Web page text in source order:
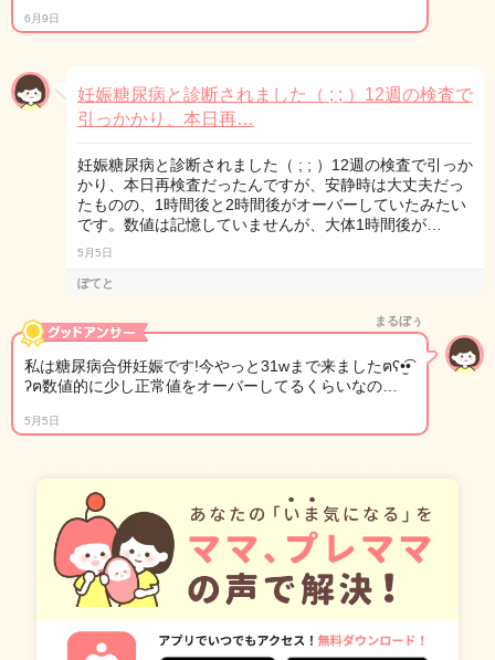
6月9日
妊娠糖尿病と診断されました（ ; ; ）12週の検査で
引っかかり、本日再…
妊娠糖尿病と診断されました（ ; ; ）12週の検査で引っか
かり、本日再検査だったんですが、安静時は大丈夫だっ
たものの、1時間後と2時間後がオーバーしていたみたい
です。数値は記憶していませんが、大体1時間後が…
5月5日
ぽてと
まるぼぅ
私は糖尿病合併妊娠です!今やっと31wまで来ましたฅʕ•̫͡•
ʔฅ数値的に少し正常値をオーバーしてるくらいなの…
5月5日